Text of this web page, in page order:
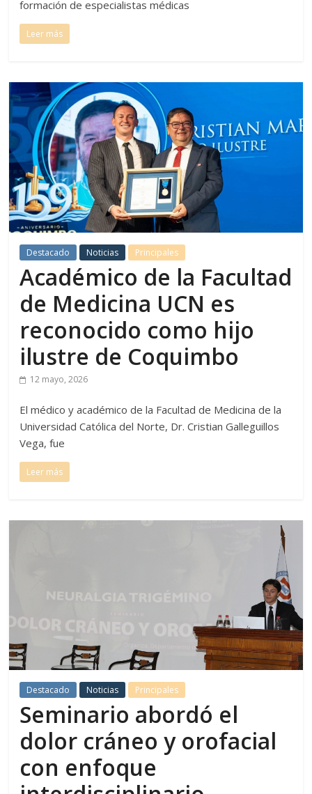
formación de especialistas médicas
Leer más
Destacado Noticias Principales
Académico de la Facultad
de Medicina UCN es
reconocido como hijo
ilustre de Coquimbo
12 mayo, 2026
El médico y académico de la Facultad de Medicina de la
Universidad Católica del Norte, Dr. Cristian Galleguillos
Vega, fue
Leer más
Destacado Noticias Principales
Seminario abordó el
dolor cráneo y orofacial
con enfoque